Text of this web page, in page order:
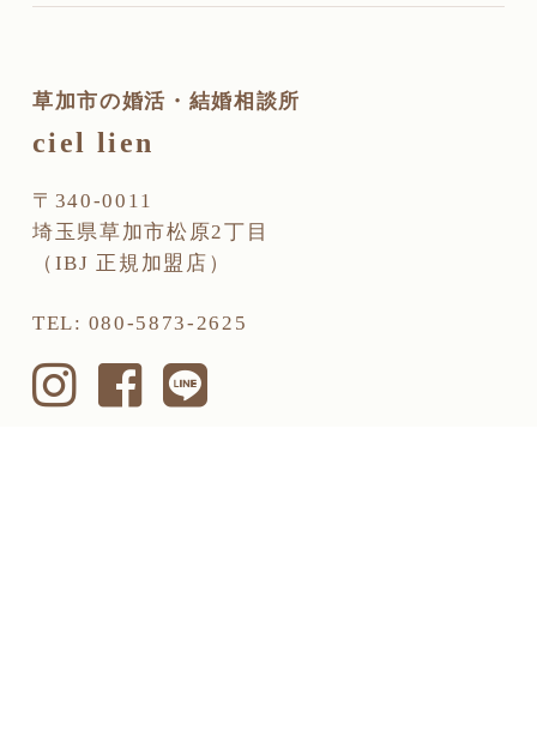
草加市の婚活・結婚相談所
ciel lien
〒340-0011
埼玉県草加市松原2丁目
（IBJ 正規加盟店）
TEL 080-5873-2625